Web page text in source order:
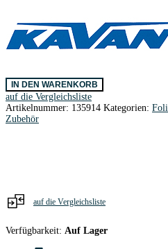
KAVAN
Bügelfolie
hellblau
/
10
IN DEN WARENKORB
auf die Vergleichsliste
Artikelnummer: 135914 Kategorien:
Zubehör
auf die Vergleichsliste
Verfügbarkeit: Auf Lager